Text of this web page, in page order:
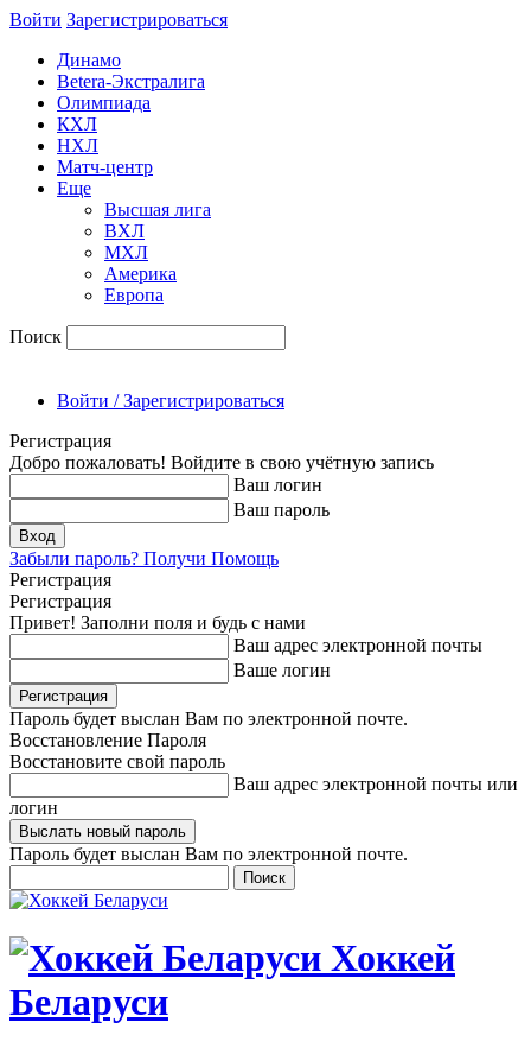
Войти Зарегиcтрироваться
Динамо
Betera-Экстралига
Олимпиада
КХЛ
НХЛ
Матч-центр
Еще
Высшая лига
ВХЛ
МХЛ
Америка
Европа
Поиск
Войти / Зарегистрироваться
Регистрация
Добро пожаловать! Войдите в свою учётную запись
Ваш логин
Ваш пароль
Забыли пароль? Получи Помощь
Регистрация
Регистрация
Привет! Заполни поля и будь с нами
Ваш адрес электронной почты
Ваше логин
Пароль будет выслан Вам по электронной почте.
Восстановление Пароля
Восстановите свой пароль
Ваш адрес электронной почты или
логин
Пароль будет выслан Вам по электронной почте.
Хоккей
Беларуси